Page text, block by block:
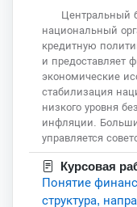
Центральный
национальный
кредитную
и предоставляет
экономические
стабилизация
низкого уровня
инфляции.
управляется
Курсовая
Понятие
структура,